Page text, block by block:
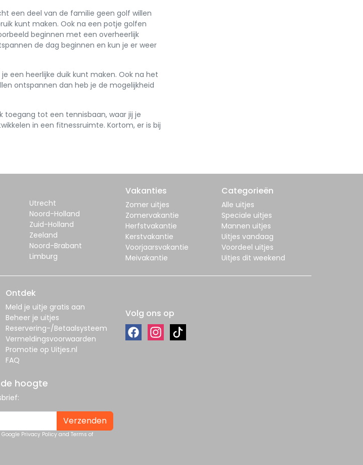
een deel van de familie geen golf willen
kunt maken. Ook na een potje golfen
beginnen met een overheerlijk
de dag beginnen en kun je er weer
een heerlijke duik kunt maken. Ook na het
ontspannen dan heb je de mogelijkheid
toegang tot een tennisbaan, waar jij je
in een fitnessruimte. Kortom, er is bij
Utrecht
Noord-Holland
Zuid-Holland
Zeeland
Noord-Brabant
Limburg
Vakanties
Zomer uitjes
Zomervakantie
Herfstvakantie
Kerstvakantie
Voorjaarsvakantie
Meivakantie
Categorieën
Alle uitjes
Speciale uitjes
Mannen uitjes
Uitjes vandaag
Voordeel uitjes
Uitjes dit weekend
Ontdek
Meld je uitje gratis aan
Beheer je uitjes
Reservering-/Betaalsysteem
Vermeldingsvoorwaarden
Promotie op Uitjes.nl
FAQ
hoogte
Verzenden
Privacy Policy and Terms of
Volg ons op